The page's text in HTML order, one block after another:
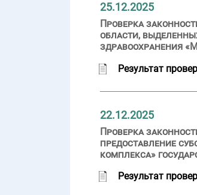
25.12.2025
Проверка
области,
здравоохранения
Результат
22.12.2025
Проверка
предоставление
комплекса»
Результат